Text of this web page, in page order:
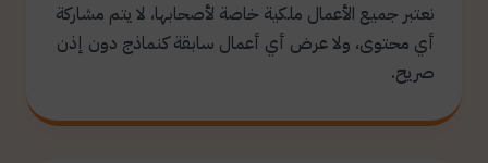
نعتبر جميع الأعمال ملكية خاصة لأصحابها، لا يتم مشاركة
أي محتوى، ولا عرض أي أعمال سابقة كنماذج دون إذن
صريح.